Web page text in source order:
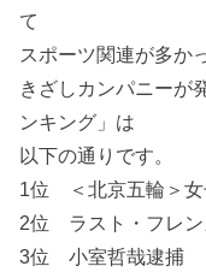
て
スポーツ関連が多か
きざしカンパニーが
ンキング」は
以下の通りです。
1位 ＜北京五輪＞女
2位 ラスト・フレン
3位 小室哲哉逮捕